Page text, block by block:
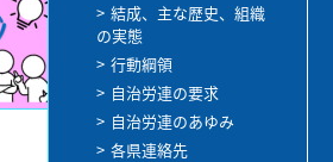
結成、主な歴史、組織
の実態
行動綱領
自治労連の要求
自治労連のあゆみ
各県連絡先